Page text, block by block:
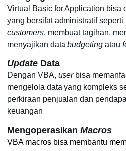
Virtual Basic for Application bisa
customers, membuat tagihan,
menyajikan data budgeting atau
Update Data
Dengan VBA, user bisa
mengelola data yang kompleks
perkiraan penjualan dan
keuangan
Mengoperasikan Macros
VBA macros bisa membantu